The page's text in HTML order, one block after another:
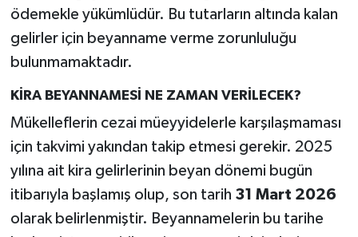
ödemekle yükümlüdür. Bu tutarların altında kalan
gelirler için beyanname verme zorunluluğu
bulunmamaktadır.
KİRA BEYANNAMESİ NE ZAMAN VERİLECEK?
Mükelleflerin cezai müeyyidelerle karşılaşmaması
için takvimi yakından takip etmesi gerekir. 2025
yılına ait kira gelirlerinin beyan dönemi bugün
itibarıyla başlamış olup, son tarih 31 Mart 2026
olarak belirlenmiştir. Beyannamelerin bu tarihe